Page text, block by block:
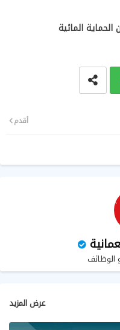
الحماية المائية
أقدم
الوظائف
عرض المزيد